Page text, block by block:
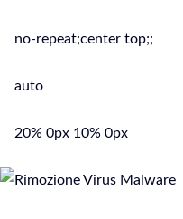
no-repeat;center top;;
auto
20% 0px 10% 0px